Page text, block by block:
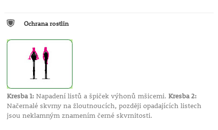
Ochrana rostlin
Kresba 1:Napadení listů a špiček výhonů mšicemi. Kresba 2:
Načernalé skvrny na žloutnoucích, později opadajících listech
jsou neklamným znamením černé skvrnitosti.